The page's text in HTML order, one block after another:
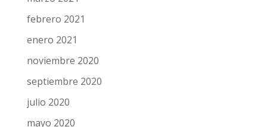
febrero 2021
enero 2021
noviembre 2020
septiembre 2020
julio 2020
mayo 2020